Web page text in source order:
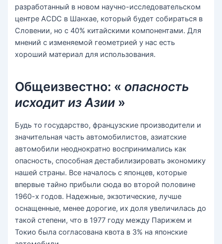
разработанный в новом научно-исследовательском
центре ACDC в Шанхае, который будет собираться в
Словении, но с 40% китайскими компонентами. Для
мнений с изменяемой геометрией у нас есть
хороший материал для использования.
Общеизвестно: « опасность
исходит из Азии »
Будь то государство, французские производители и
значительная часть автомобилистов, азиатские
автомобили неоднократно воспринимались как
опасность, способная дестабилизировать экономику
нашей страны. Все началось с японцев, которые
впервые тайно прибыли сюда во второй половине
1960-х годов. Надежные, экзотические, лучше
оснащенные, менее дорогие, их доля увеличилась до
такой степени, что в 1977 году между Парижем и
Токио была согласована квота в 3% на японские